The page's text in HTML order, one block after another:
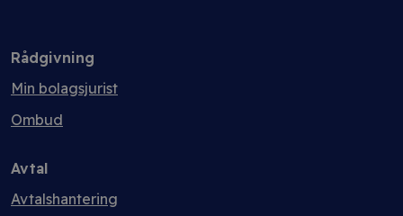
Rådgivning
Min bolagsjurist
Ombud
Avtal
Avtalshantering